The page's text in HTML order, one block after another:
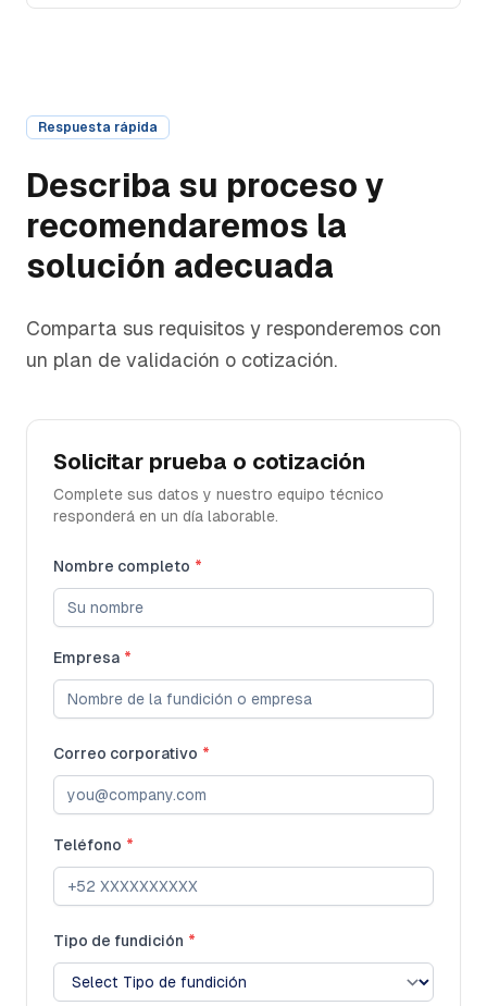
Respuesta rápida
Describa su proceso y
recomendaremos la
solución adecuada
Comparta sus requisitos y responderemos con
un plan de validación o cotización.
Solicitar prueba o cotización
Complete sus datos y nuestro equipo técnico
responderá en un día laborable.
Nombre completo *
Empresa *
Correo corporativo *
Teléfono *
Tipo de fundición *